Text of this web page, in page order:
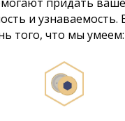
и узнаваемость.
того, что мы умеем: